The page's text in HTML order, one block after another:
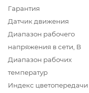
Гарантия
Датчик движения
Диапазон рабочего
напряжения в сети, В
Диапазон рабочих
температур
Индекс цветопередачи